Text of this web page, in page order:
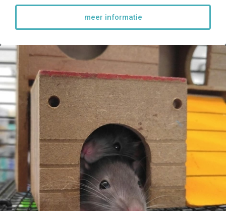
meer informatie